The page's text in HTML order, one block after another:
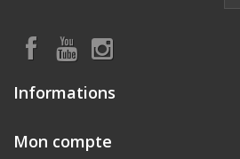
Informations
Mon compte